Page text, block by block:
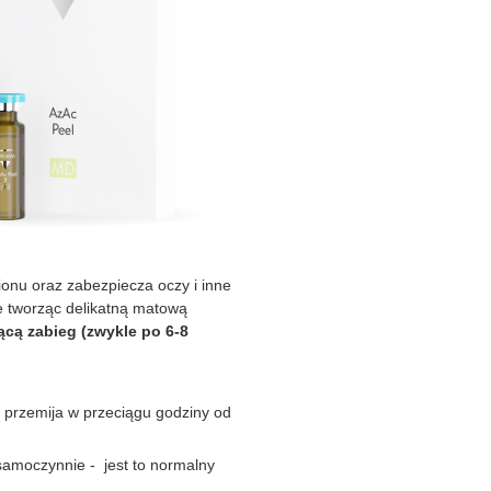
oraz zabezpiecza oczy i inne
tworząc delikatną matową
zabieg (zwykle po 6-8
w przeciągu godziny od
- jest to normalny